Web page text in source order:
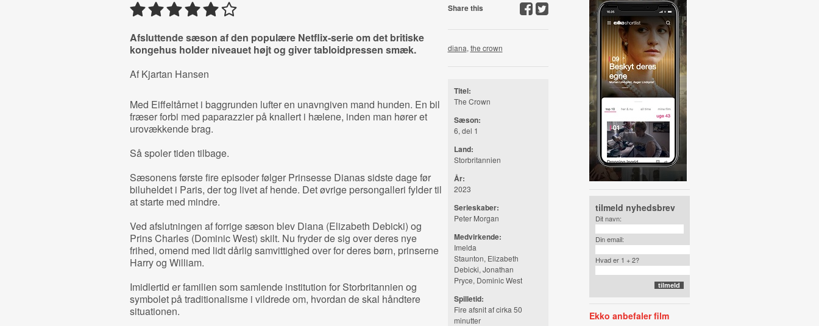
Afsluttende sæson af den populære Netflix-serie om det britiske
kongehus holder niveauet højt og giver tabloidpressen smæk.
Af Kjartan Hansen
Med Eiffeltårnet i baggrunden lufter en unavngiven mand hunden. En bil
fræser forbi med paparazzier på knallert i hælene, inden man hører et
urovækkende brag.
Så spoler tiden tilbage.
Sæsonens første fire episoder følger Prinsesse Dianas sidste dage før
biluheldet i Paris, der tog livet af hende. Det øvrige persongalleri fylder til
at starte med mindre.
Ved afslutningen af forrige sæson blev Diana (Elizabeth Debicki) og
Prins Charles (Dominic West) skilt. Nu fryder de sig over deres nye
frihed, omend med lidt dårlig samvittighed over for deres børn, prinserne
Harry og William.
Imidlertid er familien som samlende institution for Storbritannien og
symbolet på traditionalisme i vildrede om, hvordan de skal håndtere
situationen.
Share this
diana, the crown
Titel:
The Crown
Sæson:
6, del 1
Land:
Storbritannien
År:
2023
Serieskaber:
Peter Morgan
Medvirkende:
Imelda
Staunton, Elizabeth
Debicki, Jonathan
Pryce, Dominic West
Spilletid:
Fire afsnit af cirka 50
minutter
tilmeld nyhedsbrev
Dit navn:
Din email:
Hvad er 1 + 2?
Ekko anbefaler film